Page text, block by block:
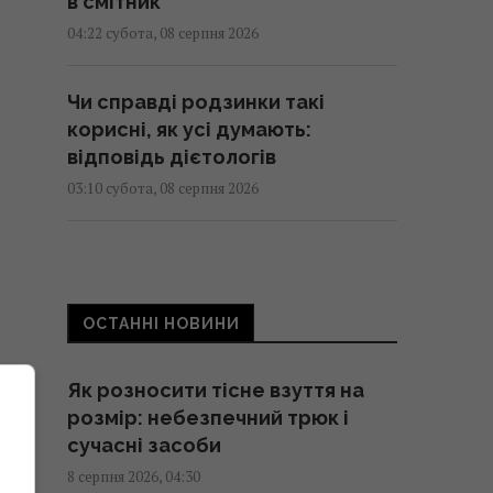
04:22 субота, 08 серпня 2026
Чи справді родзинки такі
корисні, як усі думають:
відповідь дієтологів
03:10 субота, 08 серпня 2026
змусить його вжити заходів, -
WSJ
Мелоні відреагувала на вимогу
Іспанії щодо прикордонних
ОСТАННІ НОВИНИ
Як розносити тісне взуття на
розмір: небезпечний трюк і
сучасні засоби
8 серпня 2026, 04:30